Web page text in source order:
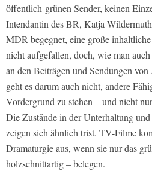
öffentlich-grünen Sender, keinen
Intendantin des BR, Katja
MDR begegnet, eine große
nicht aufgefallen, doch, wie man
an den Beiträgen und Sendungen
geht es darum auch nicht, andere
Vordergrund zu stehen – und nicht
Die Zustände in der Unterhaltung
zeigen sich ähnlich trist. TV-Filme
Dramaturgie aus, wenn sie nur das
holzschnittartig – belegen.